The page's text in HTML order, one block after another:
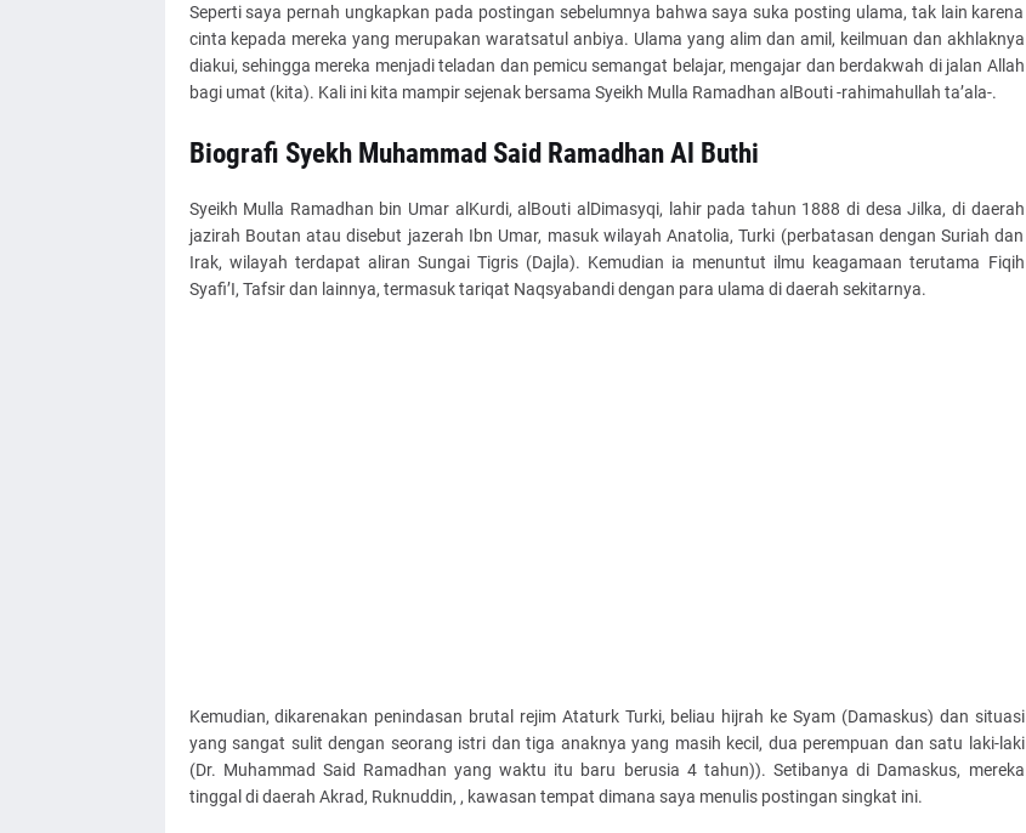
Seperti saya pernah ungkapkan pada postingan sebelumnya bahwa saya suka posting ulama, tak lain karena
cinta kepada mereka yang merupakan waratsatul anbiya. Ulama yang alim dan amil, keilmuan dan akhlaknya
diakui, sehingga mereka menjadi teladan dan pemicu semangat belajar, mengajar dan berdakwah di jalan Allah
bagi umat (kita). Kali ini kita mampir sejenak bersama Syeikh Mulla Ramadhan alBouti -rahimahullah ta’ala-.
Biografi Syekh Muhammad Said Ramadhan Al Buthi
Syeikh Mulla Ramadhan bin Umar alKurdi, alBouti alDimasyqi, lahir pada tahun 1888 di desa Jilka, di daerah
jazirah Boutan atau disebut jazerah Ibn Umar, masuk wilayah Anatolia, Turki (perbatasan dengan Suriah dan
Irak, wilayah terdapat aliran Sungai Tigris (Dajla). Kemudian ia menuntut ilmu keagamaan terutama Fiqih
Syafi’I, Tafsir dan lainnya, termasuk tariqat Naqsyabandi dengan para ulama di daerah sekitarnya.
Kemudian, dikarenakan penindasan brutal rejim Ataturk Turki, beliau hijrah ke Syam (Damaskus) dan situasi
yang sangat sulit dengan seorang istri dan tiga anaknya yang masih kecil, dua perempuan dan satu laki-laki
(Dr. Muhammad Said Ramadhan yang waktu itu baru berusia 4 tahun)). Setibanya di Damaskus, mereka
tinggal di daerah Akrad, Ruknuddin, , kawasan tempat dimana saya menulis postingan singkat ini.